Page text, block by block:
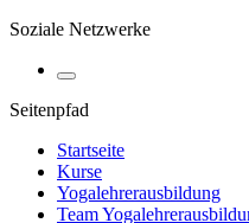
Soziale Netzwerke
Seitenpfad
Startseite
Kurse
Yogalehrerausbildung
Team